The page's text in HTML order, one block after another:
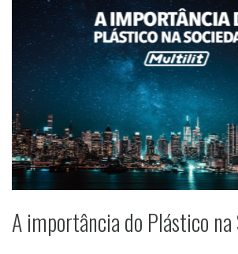
A importância do Plástico na